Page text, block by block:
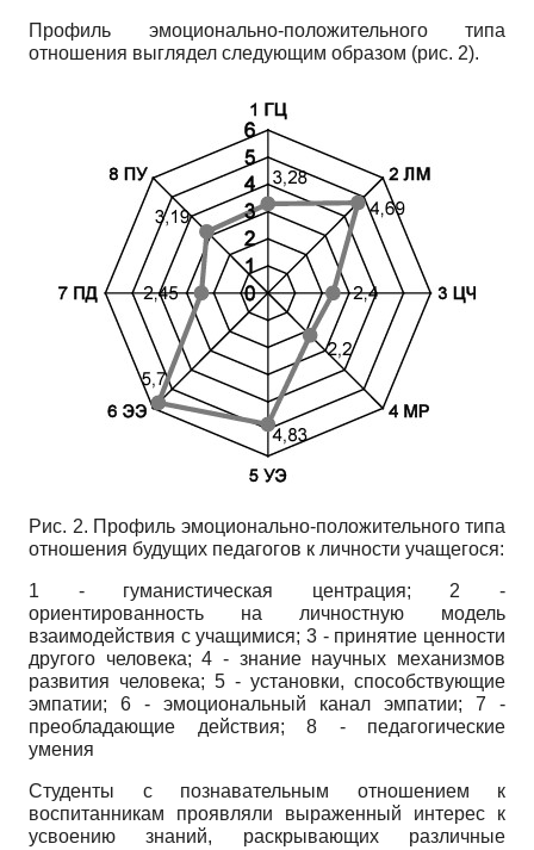
Профиль эмоционально-положительного типа
отношения выглядел следующим образом (рис. 2).
Рис. 2. Профиль эмоционально-положительного типа
отношения будущих педагогов к личности учащегося:
1 - гуманистическая центрация; 2 -
ориентированность на личностную модель
взаимодействия с учащимися; 3 - принятие ценности
другого человека; 4 - знание научных механизмов
развития человека; 5 - установки, способствующие
эмпатии; 6 - эмоциональный канал эмпа­тии; 7 -
преобладающие действия; 8 - педагогические
умения
Студенты с познавательным отношением к
воспитанникам проявляли выраженный интерес к
усвоению знаний, раскрывающих различные